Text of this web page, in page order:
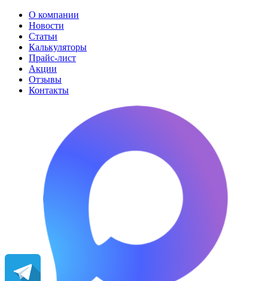
О компании
Новости
Статьи
Калькуляторы
Прайс-лист
Акции
Отзывы
Контакты